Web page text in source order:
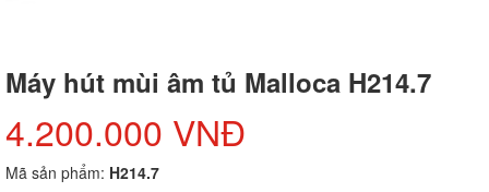
Máy hút mùi âm tủ Malloca H214.7
4.200.000 VNĐ
Mã sản phẩm: H214.7